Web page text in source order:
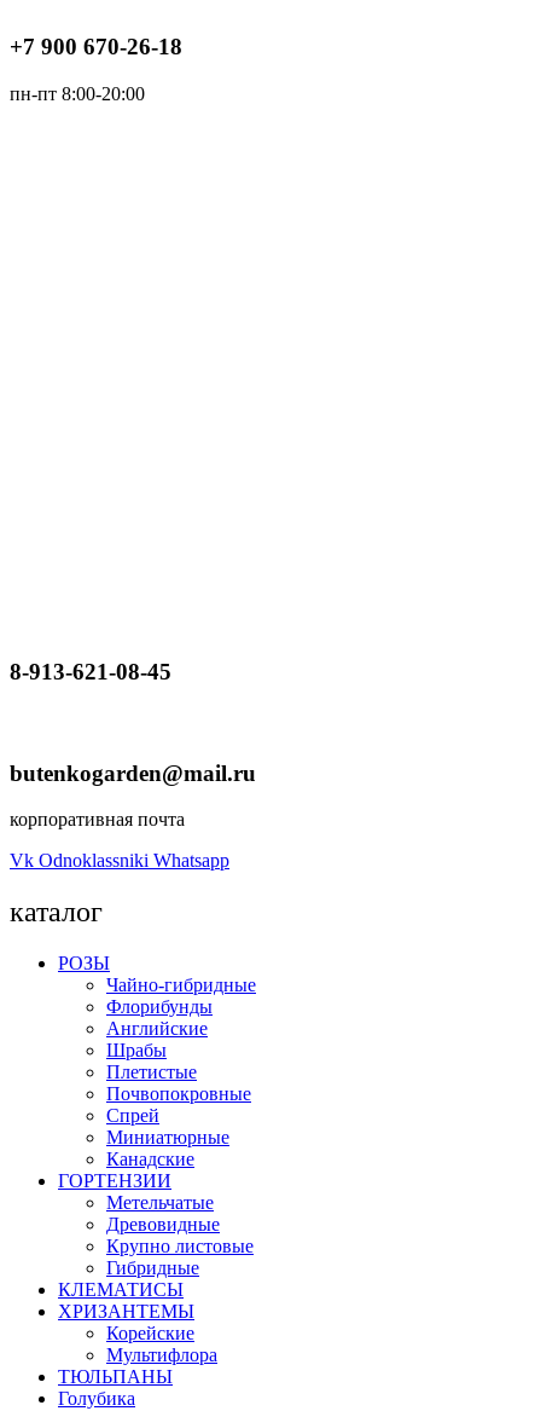
+7 900 670-26-18
пн-пт 8:00-20:00
8-913-621-08-45
butenkogarden@mail.ru
корпоративная почта
Vk Odnoklassniki Whatsapp
каталог
РОЗЫ
Чайно-гибридные
Флорибунды
Английские
Шрабы
Плетистые
Почвопокровные
Спрей
Миниатюрные
Канадские
ГОРТЕНЗИИ
Метельчатые
Древовидные
Крупно листовые
Гибридные
КЛЕМАТИСЫ
ХРИЗАНТЕМЫ
Корейские
Мультифлора
ТЮЛЬПАНЫ
Голубика